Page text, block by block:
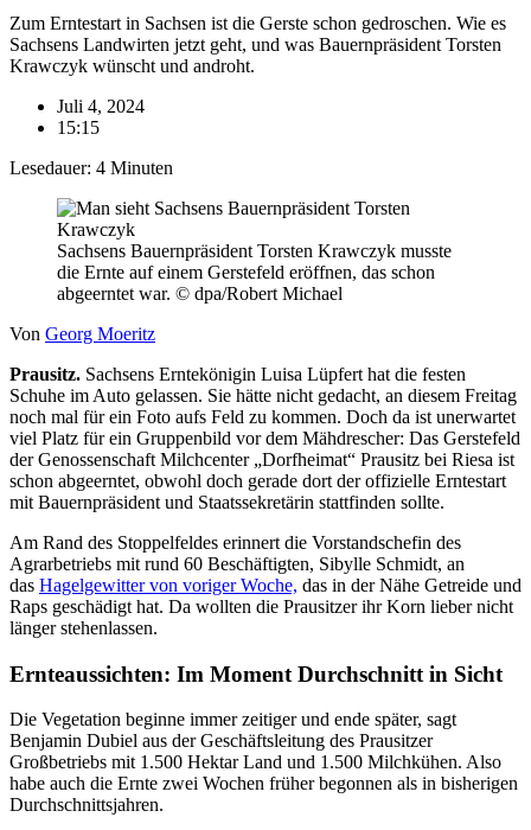
Zum Erntestart in Sachsen ist die Gerste schon gedroschen. Wie es
Sachsens Landwirten jetzt geht, und was Bauernpräsident Torsten
Krawczyk wünscht und androht.
Juli 4, 2024
15:15
Lesedauer: 4 Minuten
Sachsens Bauernpräsident Torsten Krawczyk musste
die Ernte auf einem Gerstefeld eröffnen, das schon
abgeerntet war. © dpa/Robert Michael
Von Georg Moeritz
Prausitz. Sachsens Erntekönigin Luisa Lüpfert hat die festen
Schuhe im Auto gelassen. Sie hätte nicht gedacht, an diesem Freitag
noch mal für ein Foto aufs Feld zu kommen. Doch da ist unerwartet
viel Platz für ein Gruppenbild vor dem Mähdrescher: Das Gerstefeld
der Genossenschaft Milchcenter „Dorfheimat“ Prausitz bei Riesa ist
schon abgeerntet, obwohl doch gerade dort der offizielle Erntestart
mit Bauernpräsident und Staatssekretärin stattfinden sollte.
Am Rand des Stoppelfeldes erinnert die Vorstandschefin des
Agrarbetriebs mit rund 60 Beschäftigten, Sibylle Schmidt, an
das Hagelgewitter von voriger Woche, das in der Nähe Getreide und
Raps geschädigt hat. Da wollten die Prausitzer ihr Korn lieber nicht
länger stehenlassen.
Ernteaussichten: Im Moment Durchschnitt in Sicht
Die Vegetation beginne immer zeitiger und ende später, sagt
Benjamin Dubiel aus der Geschäftsleitung des Prausitzer
Großbetriebs mit 1.500 Hektar Land und 1.500 Milchkühen. Also
habe auch die Ernte zwei Wochen früher begonnen als in bisherigen
Durchschnittsjahren.